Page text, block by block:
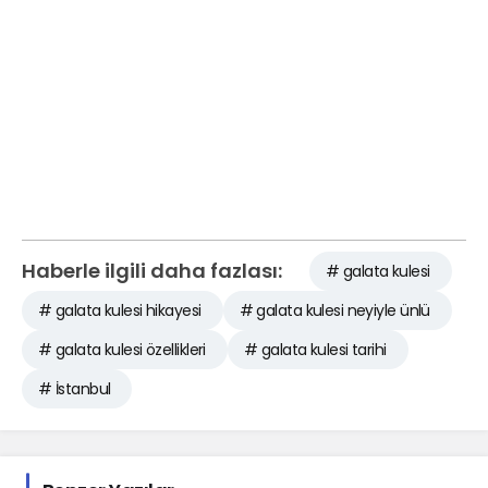
Haberle ilgili daha fazlası:
# galata kulesi
# galata kulesi hikayesi
# galata kulesi neyiyle ünlü
# galata kulesi özellikleri
# galata kulesi tarihi
# İstanbul